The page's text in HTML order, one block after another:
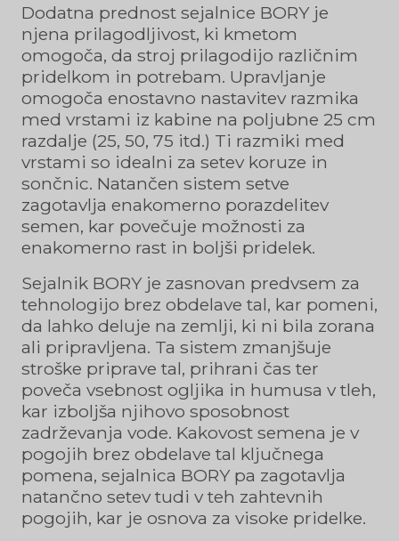
Dodatna prednost sejalnice BORY je
njena prilagodljivost, ki kmetom
omogoča, da stroj prilagodijo različnim
pridelkom in potrebam. Upravljanje
omogoča enostavno nastavitev razmika
med vrstami iz kabine na poljubne 25 cm
razdalje (25, 50, 75 itd.) Ti razmiki med
vrstami so idealni za setev koruze in
sončnic. Natančen sistem setve
zagotavlja enakomerno porazdelitev
semen, kar povečuje možnosti za
enakomerno rast in boljši pridelek.
Sejalnik BORY je zasnovan predvsem za
tehnologijo brez obdelave tal, kar pomeni,
da lahko deluje na zemlji, ki ni bila zorana
ali pripravljena. Ta sistem zmanjšuje
stroške priprave tal, prihrani čas ter
poveča vsebnost ogljika in humusa v tleh,
kar izboljša njihovo sposobnost
zadrževanja vode. Kakovost semena je v
pogojih brez obdelave tal ključnega
pomena, sejalnica BORY pa zagotavlja
natančno setev tudi v teh zahtevnih
pogojih, kar je osnova za visoke pridelke.